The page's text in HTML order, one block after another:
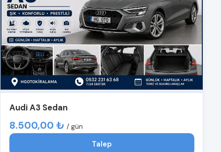
Audi A3 Sedan
8.500,00 ₺ / gün
Talep